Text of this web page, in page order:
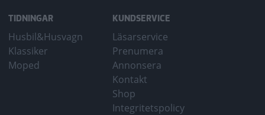
TIDNINGAR
Husbil&Husvagn
Klassiker
Moped
KUNDSERVICE
Läsarservice
Prenumera
Annonsera
Kontakt
Shop
Integritetspolicy